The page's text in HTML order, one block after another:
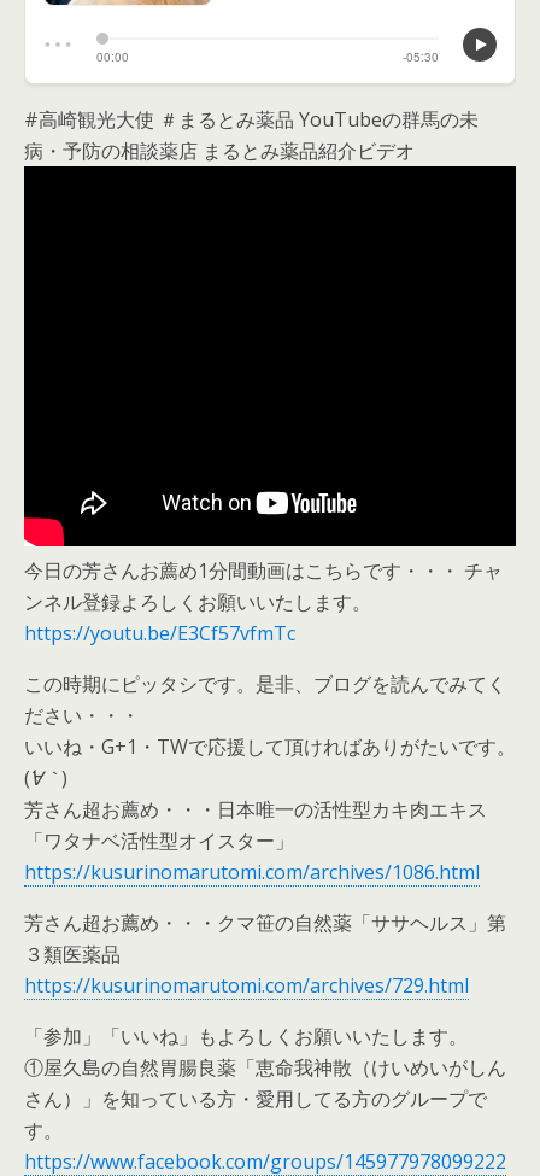
#高崎観光大使 ＃まるとみ薬品 YouTubeの群馬の未
病・予防の相談薬店 まるとみ薬品紹介ビデオ
今日の芳さんお薦め1分間動画はこちらです・・・ チャ
ンネル登録よろしくお願いいたします。
https://youtu.be/E3Cf57vfmTc
この時期にピッタシです。是非、ブログを読んでみてく
ださい・・・
いいね・G+1・TWで応援して頂ければありがたいです。
(´∀｀)
芳さん超お薦め・・・日本唯一の活性型カキ肉エキス
「ワタナベ活性型オイスター」
https://kusurinomarutomi.com/archives/1086.html
芳さん超お薦め・・・クマ笹の自然薬「ササヘルス」第
３類医薬品
https://kusurinomarutomi.com/archives/729.html
「参加」「いいね」もよろしくお願いいたします。
①屋久島の自然胃腸良薬「恵命我神散（けいめいがしん
さん）」を知っている方・愛用してる方のグループで
す。
https://www.facebook.com/groups/145977978099222